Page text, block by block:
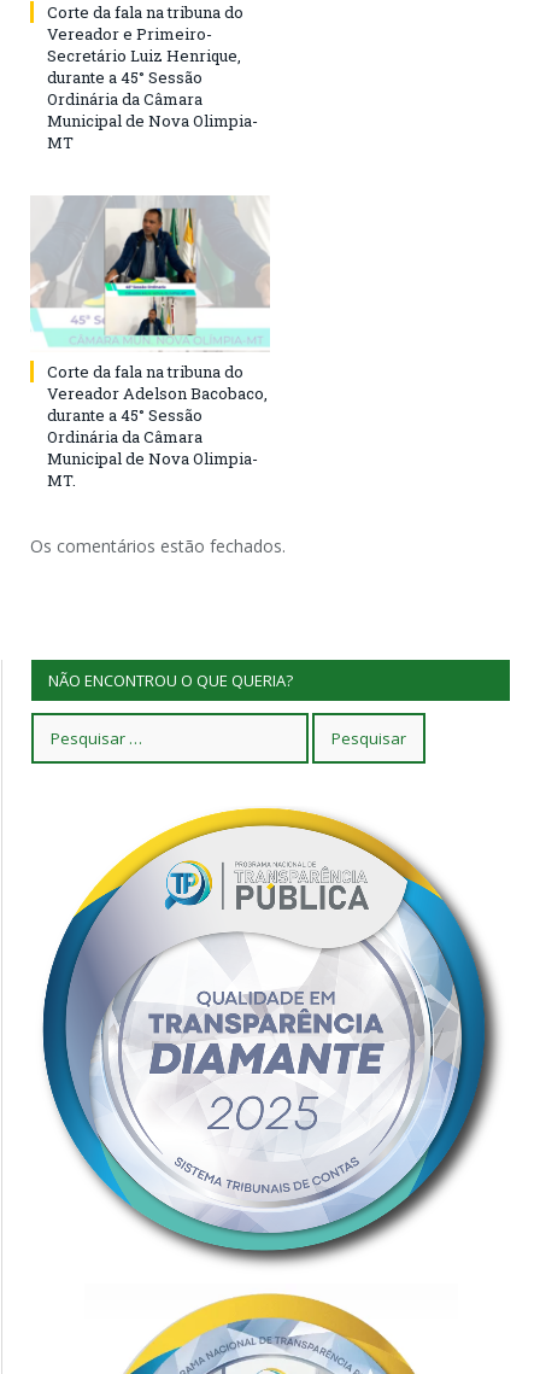
Corte da fala na tribuna do
Vereador e Primeiro-
Secretário Luiz Henrique,
durante a 45° Sessão
Ordinária da Câmara
Municipal de Nova Olimpia-
MT
Corte da fala na tribuna do
Vereador Adelson Bacobaco,
durante a 45° Sessão
Ordinária da Câmara
Municipal de Nova Olimpia-
MT.
Os comentários estão fechados.
NÃO ENCONTROU O QUE QUERIA?